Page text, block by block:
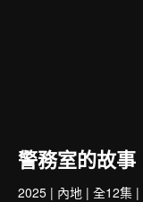
警務室的故事
2025 | 內地 | 全12集 |